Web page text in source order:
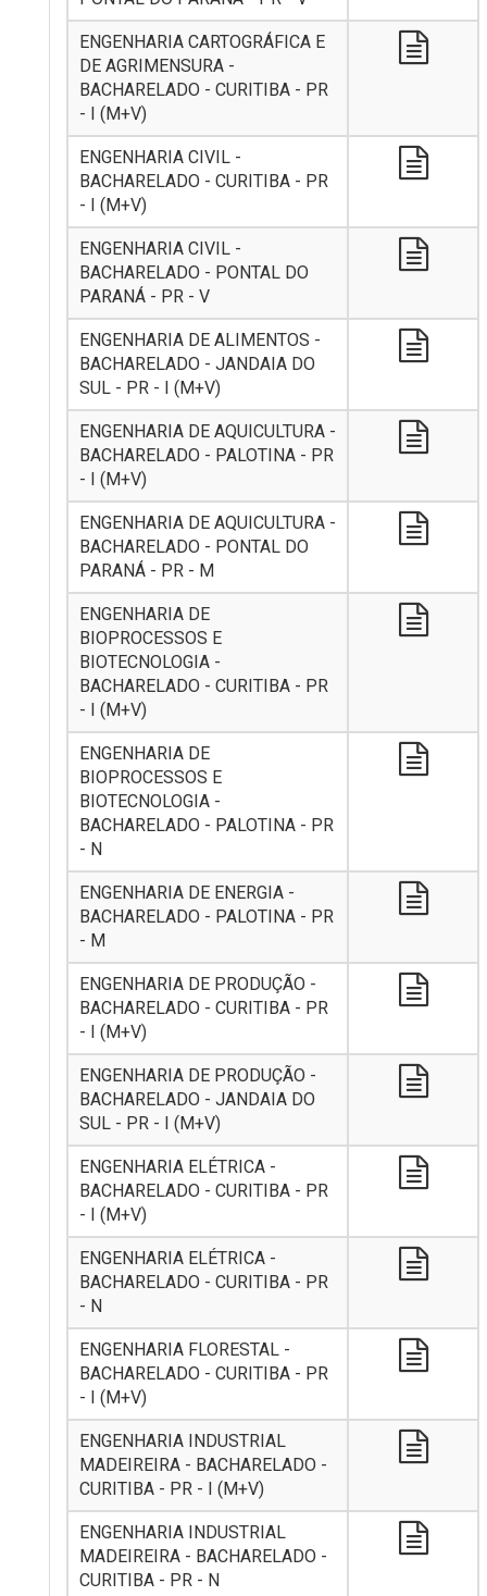
ENGENHARIA CARTOGRÁFICA E
DE AGRIMENSURA -
BACHARELADO - CURITIBA - PR
- I (M+V)
ENGENHARIA CIVIL -
BACHARELADO - CURITIBA - PR
- I (M+V)
ENGENHARIA CIVIL -
BACHARELADO - PONTAL DO
PARANÁ - PR - V
ENGENHARIA DE ALIMENTOS -
BACHARELADO - JANDAIA DO
SUL - PR - I (M+V)
ENGENHARIA DE AQUICULTURA -
BACHARELADO - PALOTINA - PR
- I (M+V)
ENGENHARIA DE AQUICULTURA -
BACHARELADO - PONTAL DO
PARANÁ - PR - M
ENGENHARIA DE
BIOPROCESSOS E
BIOTECNOLOGIA -
BACHARELADO - CURITIBA - PR
- I (M+V)
ENGENHARIA DE
BIOPROCESSOS E
BIOTECNOLOGIA -
BACHARELADO - PALOTINA - PR
- N
ENGENHARIA DE ENERGIA -
BACHARELADO - PALOTINA - PR
- M
ENGENHARIA DE PRODUÇÃO -
BACHARELADO - CURITIBA - PR
- I (M+V)
ENGENHARIA DE PRODUÇÃO -
BACHARELADO - JANDAIA DO
SUL - PR - I (M+V)
ENGENHARIA ELÉTRICA -
BACHARELADO - CURITIBA - PR
- I (M+V)
ENGENHARIA ELÉTRICA -
BACHARELADO - CURITIBA - PR
- N
ENGENHARIA FLORESTAL -
BACHARELADO - CURITIBA - PR
- I (M+V)
ENGENHARIA INDUSTRIAL
MADEIREIRA - BACHARELADO -
CURITIBA - PR - I (M+V)
ENGENHARIA INDUSTRIAL
MADEIREIRA - BACHARELADO -
CURITIBA - PR - N